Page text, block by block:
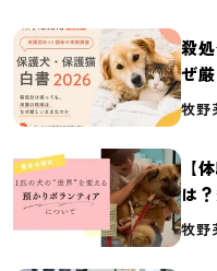
殺
ぜ
体
牧野
【
は
介
牧野